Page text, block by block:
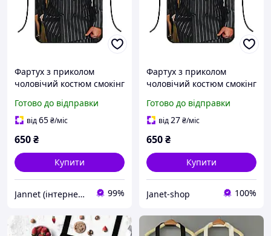
Фартух з приколом
чоловічий костюм смокінг
кухні та гриля
Готово до відправки
від65₴/міс
650₴
Купити
Jannet (інтернет-магазин) 99%
Фартух з приколом
чоловічий костюм смокінг
кухні та гриля
Готово до відправки
від27₴/міс
650₴
Купити
Janet-shop 100%